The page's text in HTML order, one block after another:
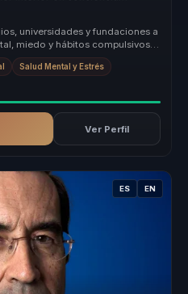
universidades y fundaciones a
miedo y hábitos compulsivos
Salud Mental y Estrés
Ver Perfil
ES EN